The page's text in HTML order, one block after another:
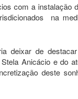
com a instalação
na
deixar de
Anicácio e do
deste